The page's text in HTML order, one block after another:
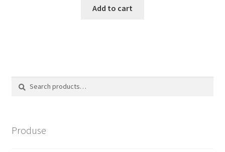
Add to cart
Search
Search
Produse